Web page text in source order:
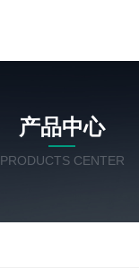
产品中心
PRODUCTS CENTER